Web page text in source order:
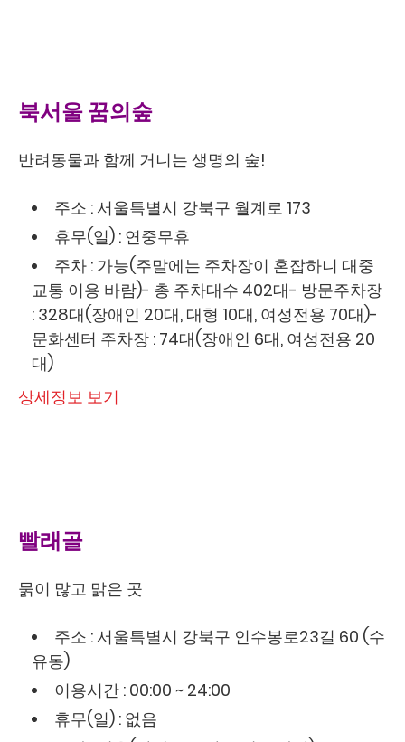
북서울 꿈의숲
반려동물과 함께 거니는 생명의 숲!
주소 : 서울특별시 강북구 월계로 173
휴무(일) : 연중무휴
주차 : 가능(주말에는 주차장이 혼잡하니 대중
교통 이용 바람)- 총 주차대수 402대- 방문주차장
: 328대(장애인 20대, 대형 10대, 여성전용 70대)-
문화센터 주차장 : 74대(장애인 6대, 여성전용 20
대)
상세정보 보기
빨래골
묽이 많고 맑은 곳
주소 : 서울특별시 강북구 인수봉로23길 60 (수
유동)
이용시간 : 00:00 ~ 24:00
휴무(일) : 없음